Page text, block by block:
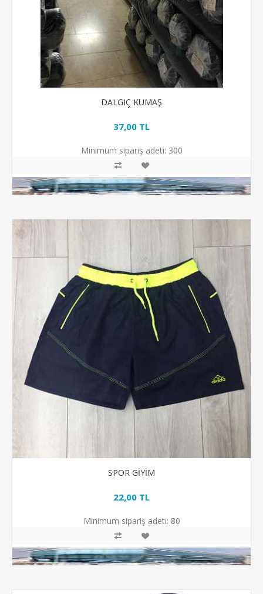
DALGIÇ KUMAŞ
37,00 TL
Minimum sipariş adeti: 300
SPOR GİYİM
22,00 TL
Minimum sipariş adeti: 80